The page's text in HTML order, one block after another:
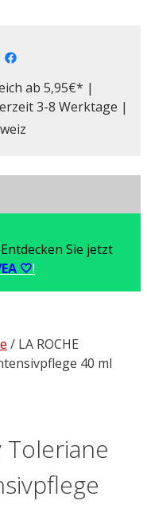
ab 5,95€* |
3-8 Werktage |
Sie jetzt
🤍!
/ LA ROCHE
40 ml
Toleriane